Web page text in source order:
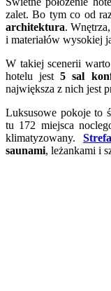
zalet. Bo tym co od
architektura.
i materiałów wysokiej
W takiej scenerii
hotelu jest5 sal
największa z nich jest
Luksusowe pokoje to
tu 172 miejsca
klimatyzowany.
saunami, leżankami i